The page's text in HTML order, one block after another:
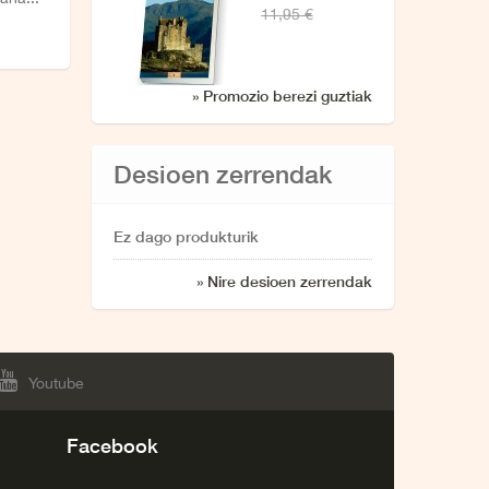
11,95 €
» Promozio berezi guztiak
Desioen zerrendak
Ez dago produkturik
» Nire desioen zerrendak
Youtube
Facebook